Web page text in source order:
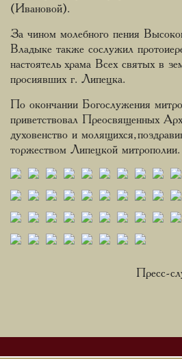
(Ивановой).
За чином молебного пения
Владыке также сослужил
настоятель храма Всех святых в
просиявших г. Липецка.
По окончании Богослужения
приветствовал Преосвященных
духовенство и молящихся,
торжеством Липецкой митрополии.
Пресс-